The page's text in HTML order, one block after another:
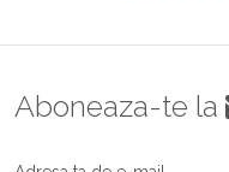
Aboneaza-te la